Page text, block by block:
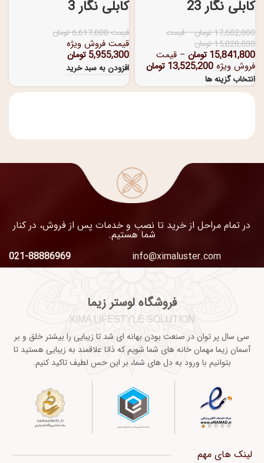
کابلی نگار 23
17,602,000تومان–قیمت
15,028,000تومان
15,841,800 تومان – قیمت
فروش ویژه 13,525,200 تومان
انتخاب گزینه ها
کابلی نگار 3
قیمت6,617,000تومان
قیمت فروش ویژه
5,955,300 تومان
افزودن به سبد خرید
در تمام مراحل از خرید تا نصب و خدمات پس از فروش، در کنار
شما هستیم.
info@ximaluster.com
021-88886969
فروشگاه لوستر زیما
XIMA LIFESTYLE SOLUTION
سی سال پر توان در صنعت بودن بهانه ای شد تا زیبایی را بیشتر خلق و بر
آسمان زیما مهمان خانه های شما شویم که ذاتا علاقمند به زیبایی هستید تا
بتوانیم با ورود به دل های شما، بر این حس لطیف تاکید کنیم.
لینک های مهم